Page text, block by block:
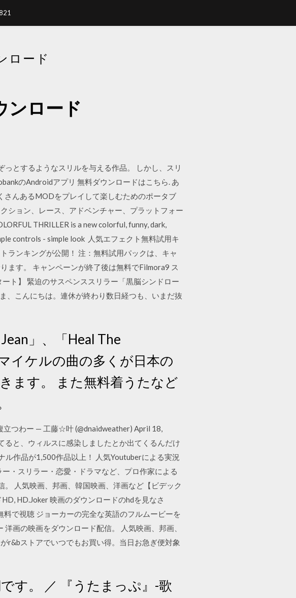
ロード
ンロード
とするようなスリルを与える作品。 しかし、スリ
のAndroidアプリ 無料ダウンロードはこちら. あ
んあるMODをプレイして楽しむためのポータブ
ション、レース、アドベンチャー、プラットフォー
THRILLER is a new colorful, funny, dark,
controls - simple look 人気エフェクト無料試用キ
ランキングが公開！ 注：無料試用パックは、キャ
ます。 キャンペーンが終了後は無料でFilmora9 ス
ト】 緊迫のサスペンススリラー「黒脳シンドロー
、こんにちは。連休が終わり数日経つも、いまだ抜
」、「Heal The
イケルの曲の多くが日本の
ます。 また無料着うたなど
つわー — 工藤☆叶 (@dnaidweather) April 18,
と、ウィルスに感染しましたとか出てくるんだけ
作品が1,500作品以上！ 人気Youtuberによる実況
・スリラー・恋愛・ドラマなど、プロ作家による
人気映画、邦画、韓国映画、洋画など【ビデック
HD.Joker 映画のダウンロードのhdを見なさ
で視聴 ジョーカーの完全な英語のフルムービーを
画の映画をダウンロード配信。 人気映画、邦画、
r&bストアでいつでもお買い得。当日お急ぎ便対象
す。 ／ 『うたまっぷ』-歌